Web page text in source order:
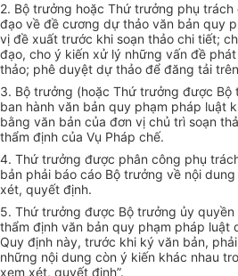
2. Bộ trưởng hoặc Thứ trưởng phụ
đạo về đề cương dự thảo văn bản quy
vị đề xuất trước khi soạn thảo chi tiết;
đạo, cho ý kiến xử lý những vấn đề
thảo; phê duyệt dự thảo để đăng tải
3. Bộ trưởng (hoặc Thứ trưởng được
ban hành văn bản quy phạm pháp luật
bằng văn bản của đơn vị chủ trì soạn
thẩm định của Vụ Pháp chế.
4. Thứ trưởng được phân công phụ
bản phải báo cáo Bộ trưởng về nội
xét, quyết định.
5. Thứ trưởng được Bộ trưởng ủy
thẩm định văn bản quy phạm pháp luật
Quy định này, trước khi ký văn bản,
những nội dung còn ý kiến khác nhau
xem xét, quyết định”.